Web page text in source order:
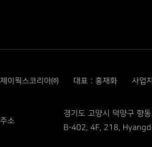
제이웍스코리아㈜ 대표 : 홍재화 사업
주소
경기도 고양시 덕양구 향
B-402, 4F, 218,